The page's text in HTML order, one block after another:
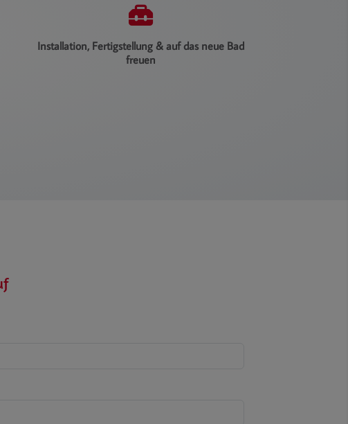
Installation, Fertigstellung & auf das neue Bad
freuen